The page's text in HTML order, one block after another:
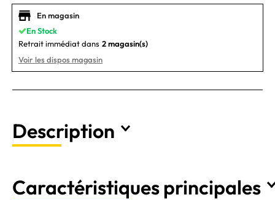
En magasin
En Stock
Retrait immédiat dans 2 magasin(s)
Voir les dispos magasin
Description
Caractéristiques principales